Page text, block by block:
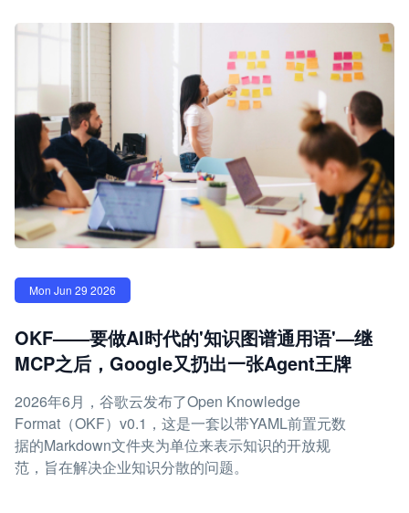
Mon Jun 29 2026
OKF——要做AI时代的'知识图谱通用语'—继
MCP之后，Google又扔出一张Agent王牌
2026年6月，谷歌云发布了Open Knowledge
Format（OKF）v0.1，这是一套以带YAML前置元数
据的Markdown文件夹为单位来表示知识的开放规
范，旨在解决企业知识分散的问题。